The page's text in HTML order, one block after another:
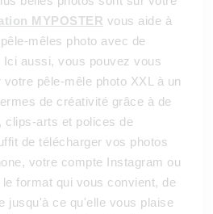
MYPOSTER vous aide à
mêles photo avec de
aussi, vous pouvez vous
pêle-mêle photo XXL à un
de créativité grâce à de
clips-arts et polices de
de télécharger vos photos
votre compte Instagram ou
format qui vous convient, de
jusqu'à ce qu'elle vous plaise